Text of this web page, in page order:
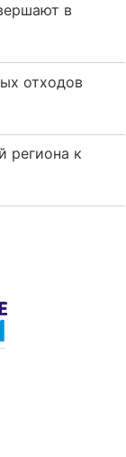
в
отходов
региона к